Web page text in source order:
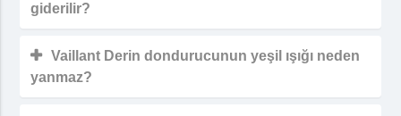
giderilir?
Vaillant Derin dondurucunun yeşil ışığı neden
yanmaz?